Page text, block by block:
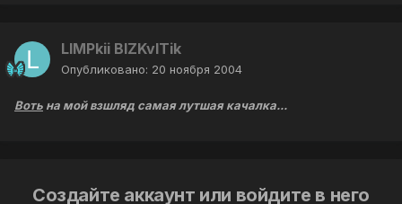
LIMPkii BIZKvITik
Опубликовано: 20 ноября 2004
Воть на мой взшляд самая лутшая качалка...
Создайте аккаунт или войдите в него